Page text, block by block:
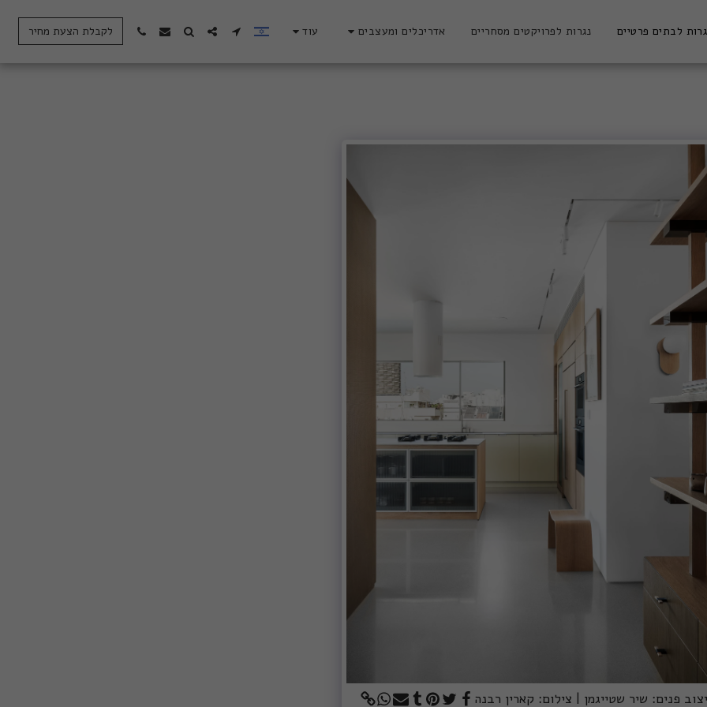
לבתים פרטיים נגרות לפרויקטים מסחריים אדריכלים ומעצבים עוד לקבלת הצעת מחיר
פנים: שיר שטייגמן | צילום: קארין רבנה